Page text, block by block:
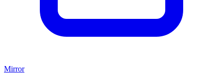
Mirror